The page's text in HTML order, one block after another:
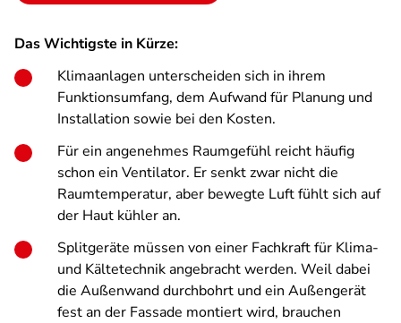
Das Wichtigste in Kürze:
Klimaanlagen unterscheiden sich in ihrem
Funktionsumfang, dem Aufwand für Planung und
Installation sowie bei den Kosten.
Für ein angenehmes Raumgefühl reicht häufig
schon ein Ventilator. Er senkt zwar nicht die
Raumtemperatur, aber bewegte Luft fühlt sich auf
der Haut kühler an.
Splitgeräte müssen von einer Fachkraft für Klima-
und Kältetechnik angebracht werden. Weil dabei
die Außenwand durchbohrt und ein Außengerät
fest an der Fassade montiert wird, brauchen